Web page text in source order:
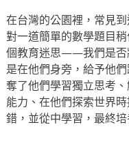
在台灣的公園裡，常見
對一道簡單的數學題目
個教育迷思——我們是否
是在他們身旁，給予他
奪了他們學習獨立思考
能力、在他們探索世界
錯，並從中學習，最終